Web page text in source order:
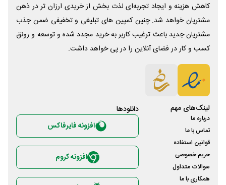
کاهش هزینه و ایجاد تجربه‌ای لذت بخش از خریدی ارزان تر در ذهن
مشتریان خواهد شد. چنین کمپین های تبلیغی و تخفیفی ضمن جذب
مشتریان جدید باعث ترغیب کاربر به خرید مجدد شده و توسعه و رونق
کسب و کار در فضای آنلاین را در پی خواهد داشت.
لینک‌های مهم
درباره ما
تماس با ما
قوانین استفاده
حریم خصوصی
سوالات متداول
همکاری با ما
دانلود‌ها
افزونه فایرفاکس
افزونه کروم